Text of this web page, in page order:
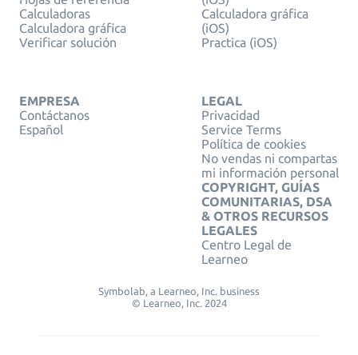
Calculadoras
Calculadora gráfica
Verificar solución
Calculadora gráfica
(iOS)
Practica (iOS)
EMPRESA
Contáctanos
Español
LEGAL
Privacidad
Service Terms
Política de cookies
No vendas ni compartas
mi información personal
COPYRIGHT, GUÍAS
COMUNITARIAS, DSA
& OTROS RECURSOS
LEGALES
Centro Legal de
Learneo
Symbolab, a Learneo, Inc. business
© Learneo, Inc. 2024